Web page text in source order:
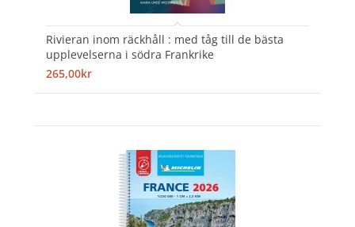
Rivieran inom räckhåll : med tåg till de bästa
upplevelserna i södra Frankrike
265,00kr